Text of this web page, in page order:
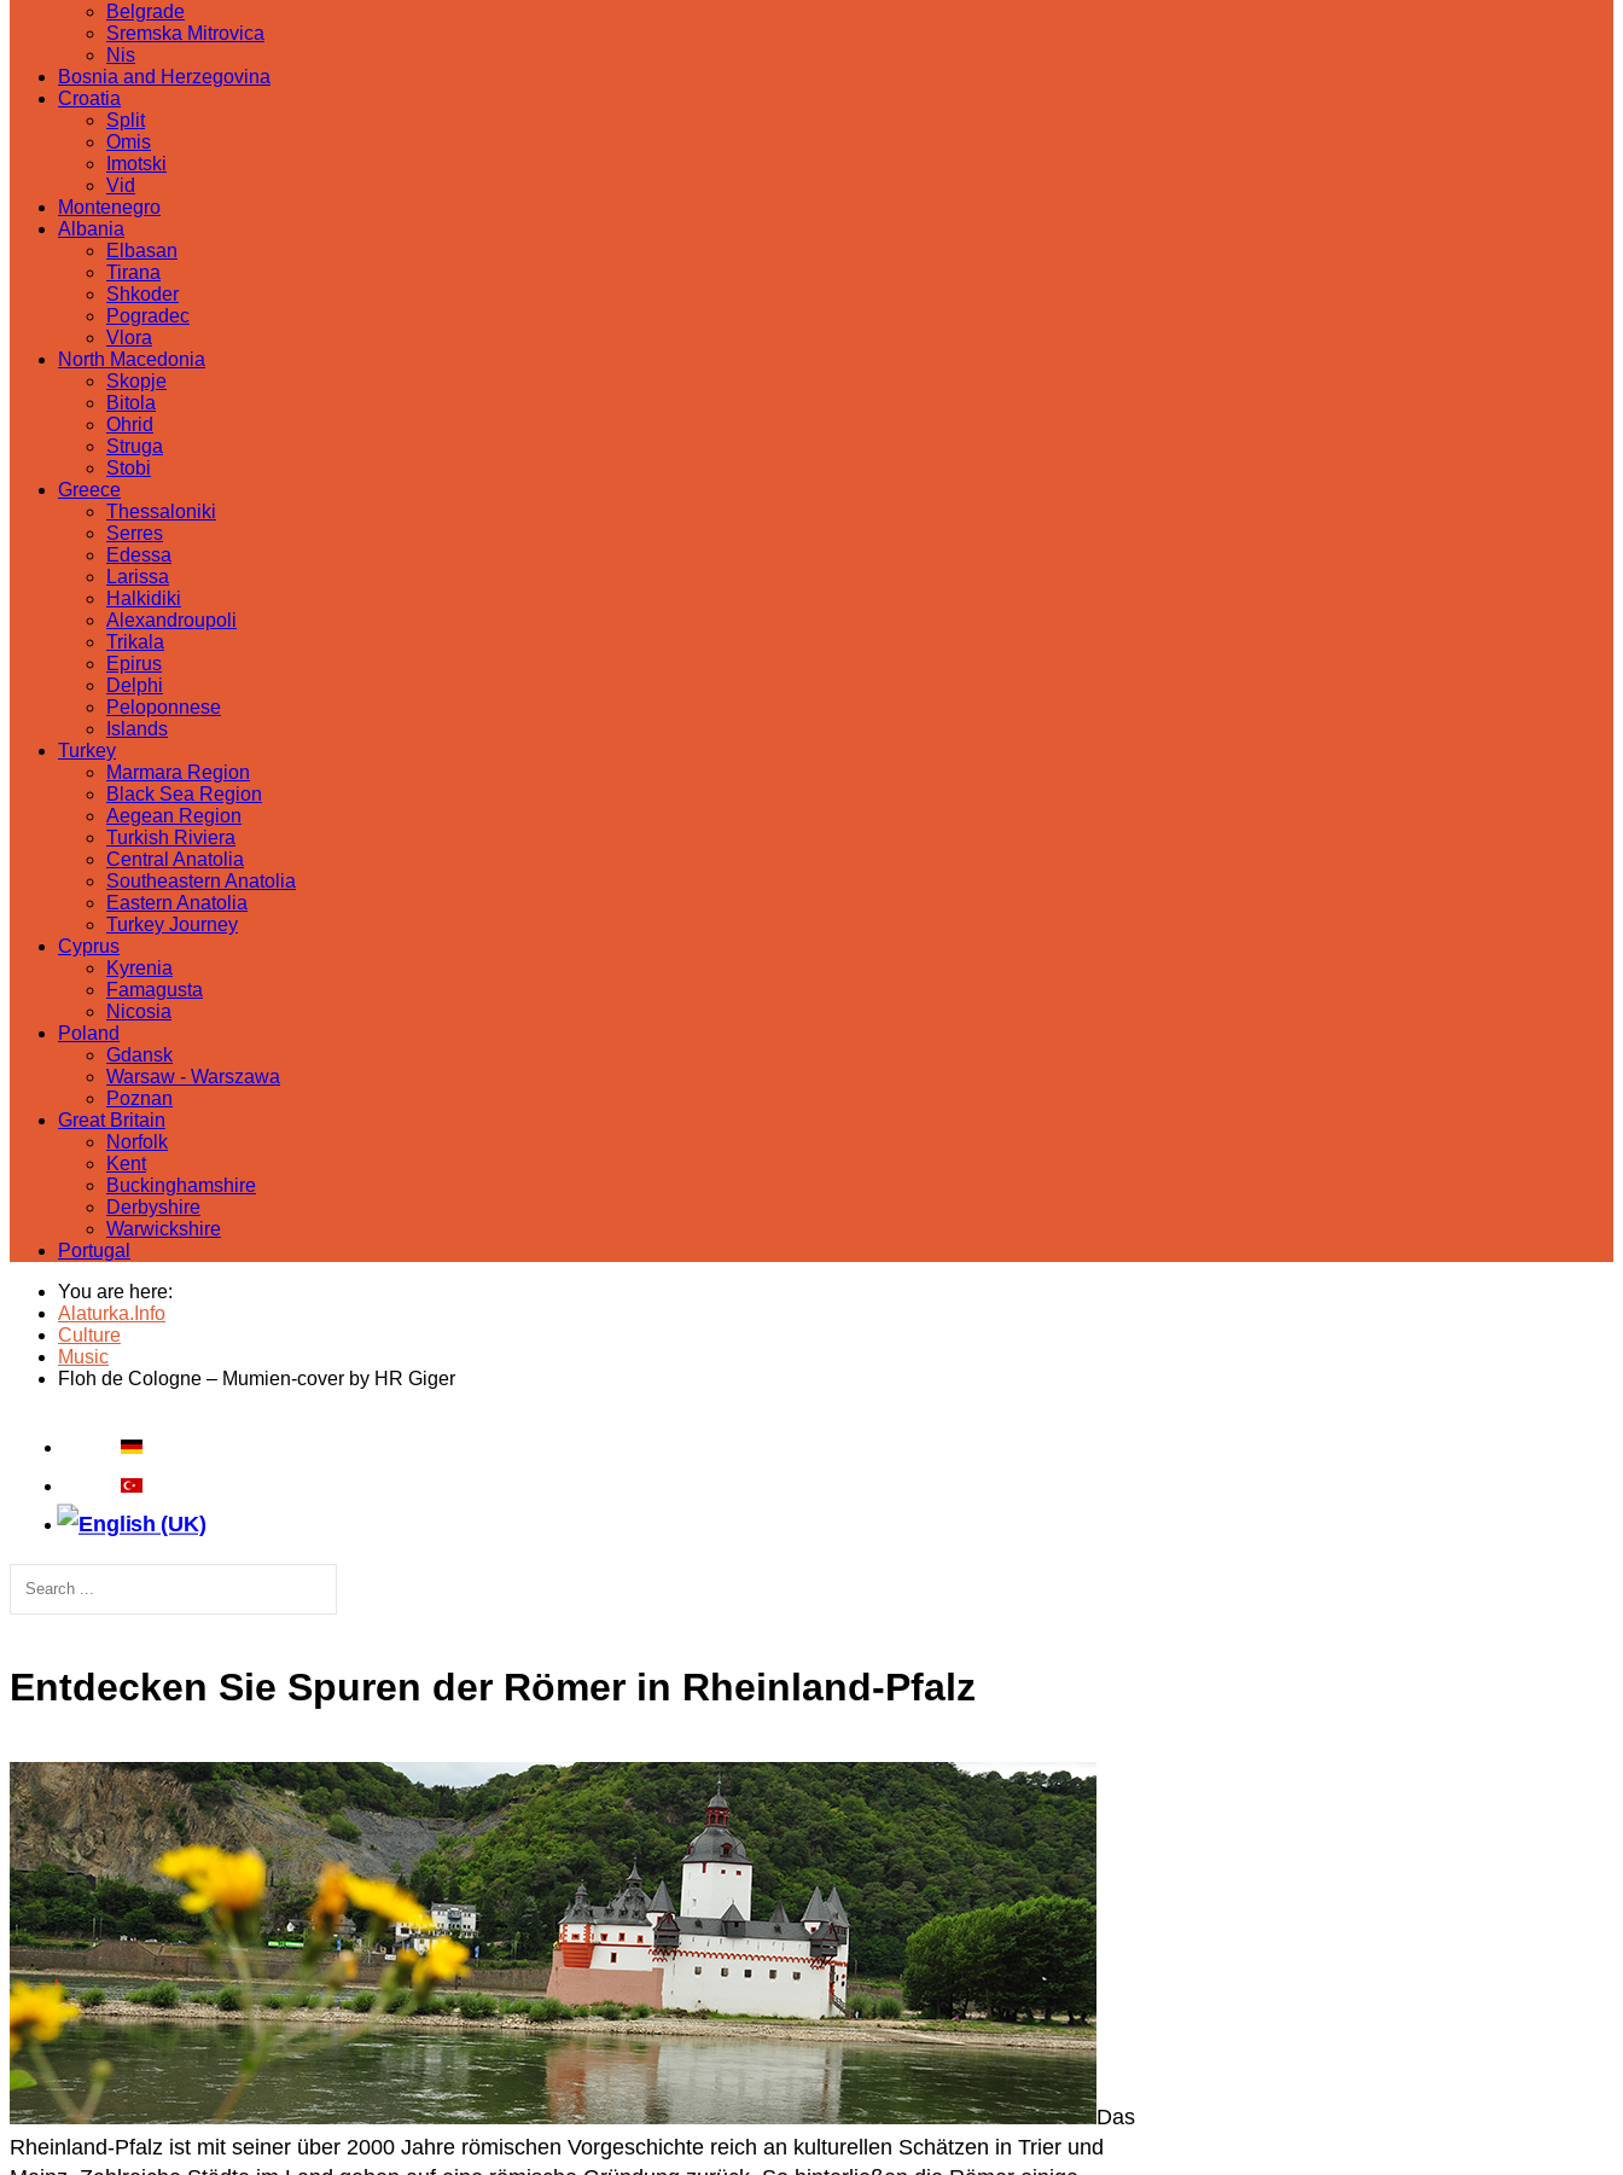
Belgrade
Sremska Mitrovica
Nis
Bosnia and Herzegovina
Croatia
Split
Omis
Imotski
Vid
Montenegro
Albania
Elbasan
Tirana
Shkoder
Pogradec
Vlora
North Macedonia
Skopje
Bitola
Ohrid
Struga
Stobi
Greece
Thessaloniki
Serres
Edessa
Larissa
Halkidiki
Alexandroupoli
Trikala
Epirus
Delphi
Peloponnese
Islands
Turkey
Marmara Region
Black Sea Region
Aegean Region
Turkish Riviera
Central Anatolia
Southeastern Anatolia
Eastern Anatolia
Turkey Journey
Cyprus
Kyrenia
Famagusta
Nicosia
Poland
Gdansk
Warsaw - Warszawa
Poznan
Great Britain
Norfolk
Kent
Buckinghamshire
Derbyshire
Warwickshire
Portugal
You are here:
Alaturka.Info
Culture
Music
Floh de Cologne – Mumien-cover by HR Giger
Entdecken Sie Spuren der Römer in Rheinland-Pfalz
Das
Rheinland-Pfalz ist mit seiner über 2000 Jahre römischen Vorgeschichte reich an kulturellen Schätzen in Trier und